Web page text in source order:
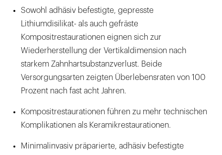
Sowohl adhäsiv befestigte, gepresste
Lithiumdisilikat- als auch gefräste
Kompositrestaurationen eignen sich zur
Wiederherstellung der Vertikaldimension nach
starkem Zahnhartsubstanzverlust. Beide
Versorgungsarten zeigten Überlebensraten von 100
Prozent nach fast acht Jahren.
Kompositrestaurationen führen zu mehr technischen
Komplikationen als Keramikrestaurationen.
Minimalinvasiv präparierte, adhäsiv befestigte